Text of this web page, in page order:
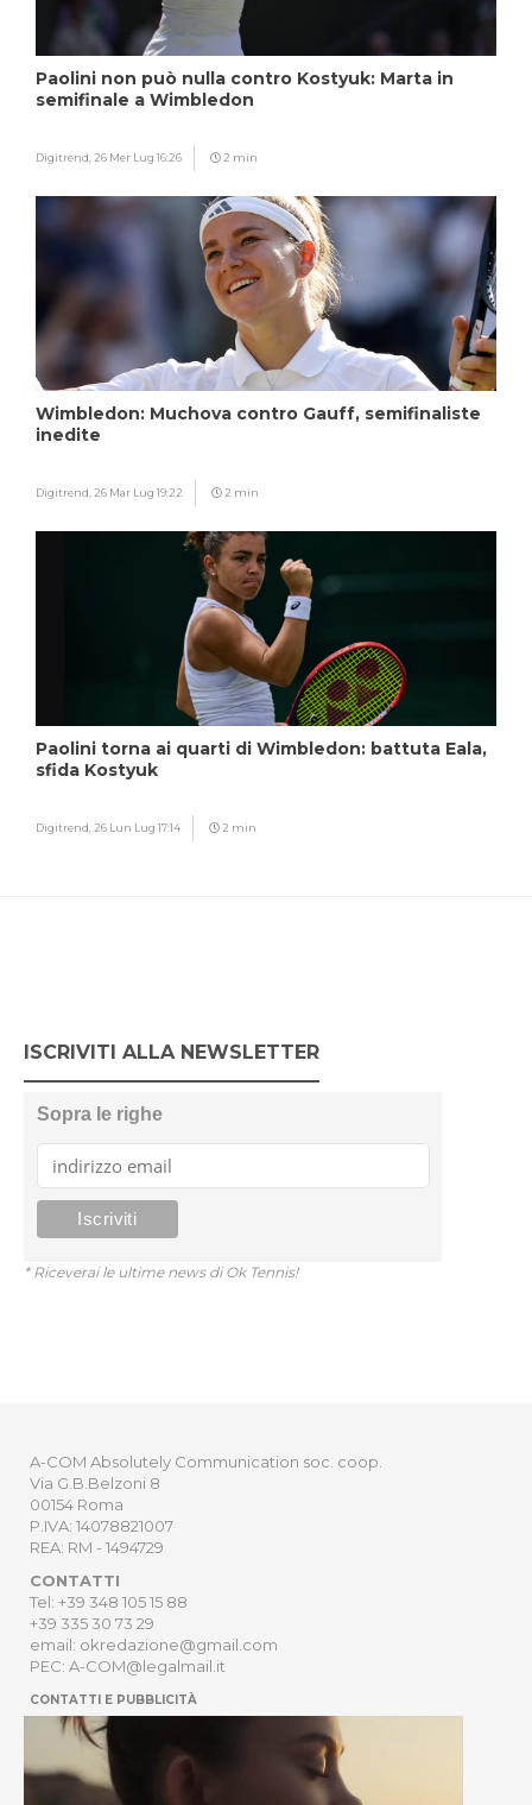
Paolini non può nulla contro Kostyuk: Marta in
semifinale a Wimbledon
Digitrend, 26 Mer Lug 16:26 2 min
Wimbledon: Muchova contro Gauff, semifinaliste
inedite
Digitrend, 26 Mar Lug 19:22 2 min
Paolini torna ai quarti di Wimbledon: battuta Eala,
sfida Kostyuk
Digitrend, 26 Lun Lug 17:14 2 min
ISCRIVITI ALLA NEWSLETTER
Sopra le righe
* Riceverai le ultime news di Ok Tennis!
A-COM Absolutely Communication soc. coop.
Via G.B.Belzoni 8
00154 Roma
P.IVA: 14078821007
REA: RM - 1494729
CONTATTI
Tel: +39 348 105 15 88
+39 335 30 73 29
email: okredazione@gmail.com
PEC: A-COM@legalmail.it
CONTATTI E PUBBLICITÀ
HOME
NEWSLETTER
ORDER
PRIVACY POLICY